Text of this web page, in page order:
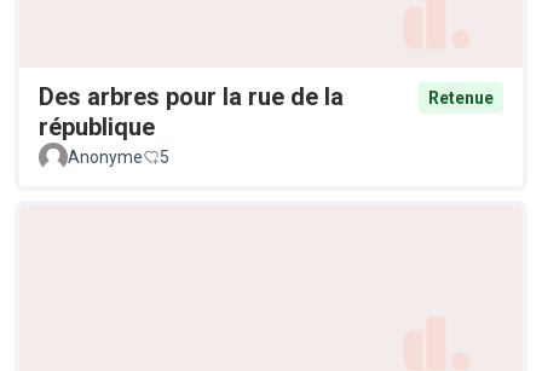
Des arbres pour la rue de la
république
Retenue
Anonyme 5